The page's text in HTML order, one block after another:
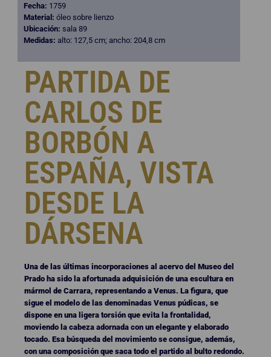
Fecha: 1759
Material: óleo sobre lienzo
Ubicación: sala 89
Medidas: alto: 127,5 cm; ancho: 204,8 cm
PARTIDA DE
CARLOS DE
BORBÓN A
ESPAÑA, VISTA
DESDE LA
DÁRSENA
Una de las últimas incorporaciones al acervo del Museo del
Prado ha sido la afortunada adquisición de una escultura en
mármol de Carrara, representando a Venus. La figura, que
sigue el modelo de las denominadas Venus púdicas, se
dispone en una ligera torsión que evita la frontalidad,
moviendo la cabeza adornada con un elegante y elaborado
tocado. Esa búsqueda del movimiento se consigue, además,
con una composición que saca todo el partido al bulto redondo.